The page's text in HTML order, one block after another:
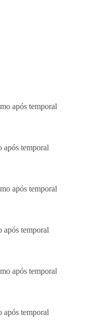
após temporal
após temporal
após temporal